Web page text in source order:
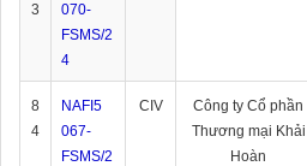
3
070-
FSMS/2
4
8
4
NAFI5
067-
FSMS/2
CIV
Công ty Cổ phần
Thương mại Khải
Hoàn